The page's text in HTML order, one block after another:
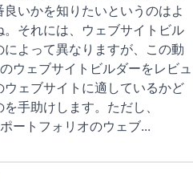
いかを知りたいというのはよ
。それには、ウェブサイトビル
によって異なりますが、この動
ウェブサイトビルダーをレビュ
ウェブサイトに適しているかど
手助けします。ただし、
ートフォリオのウェブ...